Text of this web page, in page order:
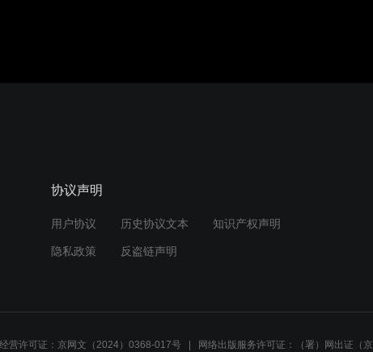
协议声明
用户协议 历史协议文本 知识产权声明
隐私政策 反盗链声明
营许可证：京网文（2024）0368-017号 网络出版服务许可证：（署）网出证（